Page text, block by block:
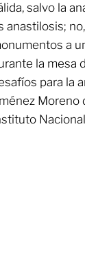
salvo la
anastilosis;
a
la mesa
para la
Moreno